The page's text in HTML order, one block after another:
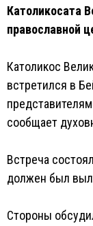
Католикосата
православной
Католикос
встретился в
сообщает
Встреча
должен был
Стороны